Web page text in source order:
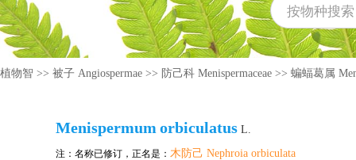
植物智 >> 被子 Angiospermae >> 防己科 Menispermaceae >> 蝙蝠葛属
Menispermum orbiculatus L.
注：名称已修订，正名是： 木防己 Nephroia orbiculata